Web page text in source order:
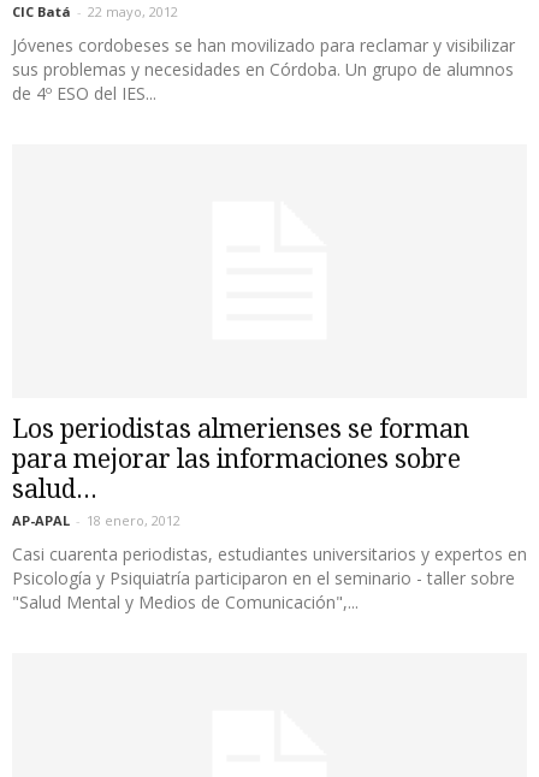
CIC Batá - 22 mayo, 2012
Jóvenes cordobeses se han movilizado para reclamar y visibilizar
sus problemas y necesidades en Córdoba. Un grupo de alumnos
de 4º ESO del IES...
Los periodistas almerienses se forman
para mejorar las informaciones sobre
salud...
AP-APAL - 18 enero, 2012
Casi cuarenta periodistas, estudiantes universitarios y expertos en
Psicología y Psiquiatría participaron en el seminario - taller sobre
"Salud Mental y Medios de Comunicación",...